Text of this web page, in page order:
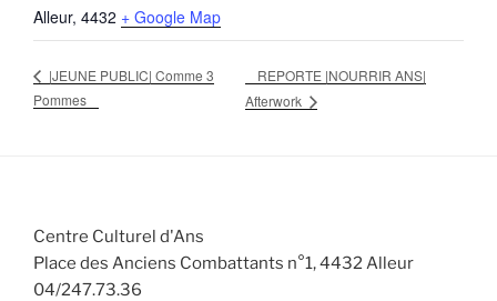
Alleur, 4432 + Google Map
|JEUNE PUBLIC| Comme 3
Pommes
REPORTE |NOURRIR ANS|
Afterwork
Centre Culturel d'Ans
Place des Anciens Combattants n°1, 4432 Alleur
04/247.73.36